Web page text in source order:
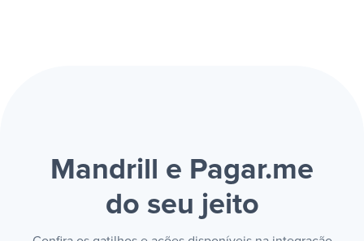
Mandrill e Pagar.me
do seu jeito